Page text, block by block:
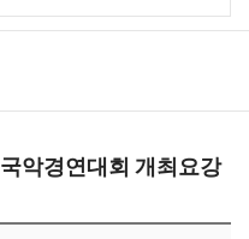
악경연대회 개최요강